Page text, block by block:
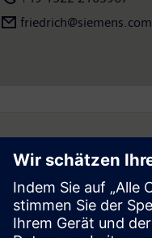
friedrich@siemens.com
Follow